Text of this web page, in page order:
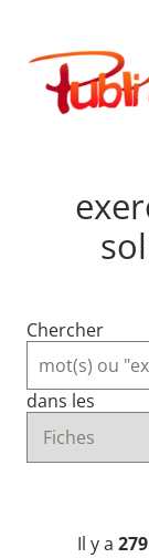
contenu
Publimath
Chercher
dans les
Il y a